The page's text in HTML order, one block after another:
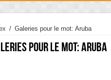
/ Galeries pour le mot: Aruba
pour le mot:Aruba